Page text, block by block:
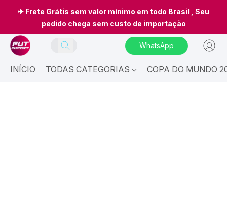
✈ Frete Grátis sem valor mínimo em todo Brasil , Seu
pedido chega sem custo de importação
WhatsApp
INÍCIO TODAS CATEGORIAS COPA DO MUNDO